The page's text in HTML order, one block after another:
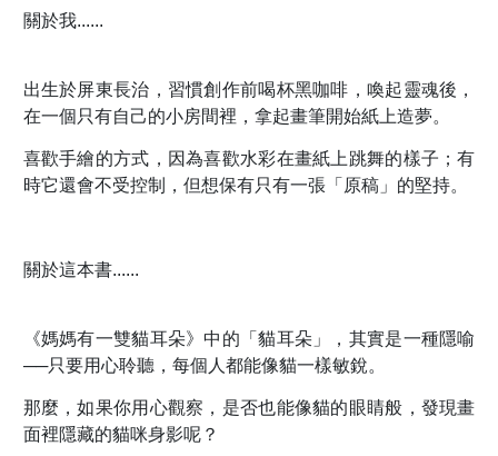
關於我......
出生於屏東長治，習慣創作前喝杯黑咖啡，喚起靈魂後，
在一個只有自己的小房間裡，拿起畫筆開始紙上造夢。
喜歡手繪的方式，因為喜歡水彩在畫紙上跳舞的樣子；有
時它還會不受控制，但想保有只有一張「原稿」的堅持。
關於這本書......
《媽媽有一雙貓耳朵》中的「貓耳朵」，其實是一種隱喻
──只要用心聆聽，每個人都能像貓一樣敏銳。
那麼，如果你用心觀察，是否也能像貓的眼睛般，發現畫
面裡隱藏的貓咪身影呢？